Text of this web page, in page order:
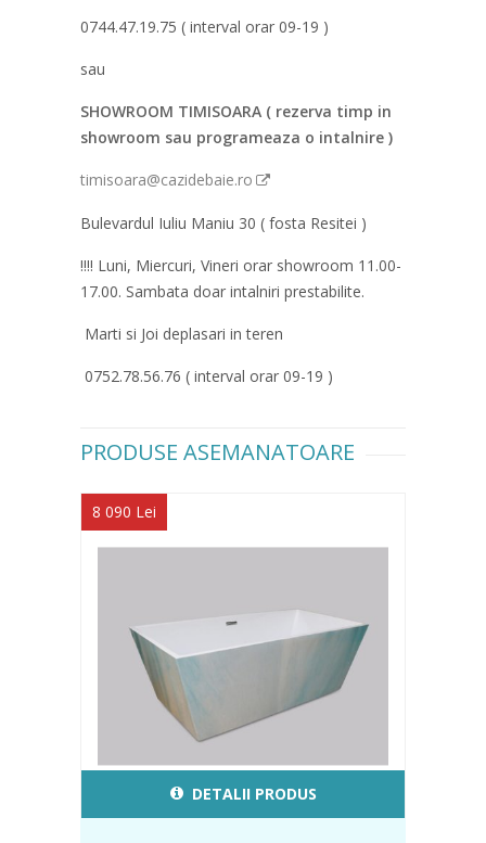
0744.47.19.75 ( interval orar 09-19 )
sau
SHOWROOM TIMISOARA ( rezerva timp in
showroom sau programeaza o intalnire )
timisoara@cazidebaie.ro
Bulevardul Iuliu Maniu 30 ( fosta Resitei )
!!!! Luni, Miercuri, Vineri orar showroom 11.00-
17.00. Sambata doar intalniri prestabilite.
Marti si Joi deplasari in teren
0752.78.56.76 ( interval orar 09-19 )
PRODUSE ASEMANATOARE
8 090 Lei
DETALII PRODUS